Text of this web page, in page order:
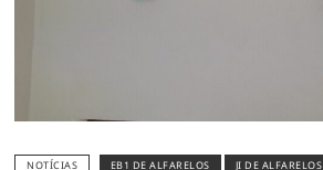
NOTÍCIAS EB1 DE ALFARELOS JI DE ALFARELOS